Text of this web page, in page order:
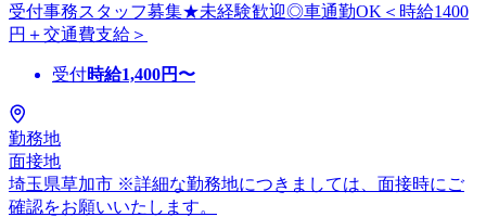
受付事務スタッフ募集★未経験歓迎◎車通勤OK＜時給1400
円＋交通費支給＞
受付時給1,400円〜
勤務地
面接地
埼玉県草加市 ※詳細な勤務地につきましては、面接時にご
確認をお願いいたします。